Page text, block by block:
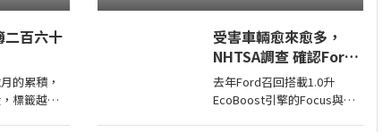
二百六十
的累積，
標籤越
受害車輛愈來愈多，
NHTSA調查 確認Ford
1.0升EcoBoost引擎正
時皮帶會產生碎屑導致
去年Ford召回搭載1.0升
EcoBoost引擎的Focus與